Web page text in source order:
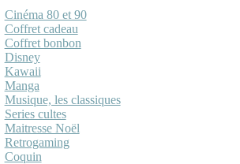
Cinéma 80 et 90
Coffret cadeau
Coffret bonbon
Disney
Kawaii
Manga
Musique, les classiques
Series cultes
Maitresse Noël
Retrogaming
Coquin